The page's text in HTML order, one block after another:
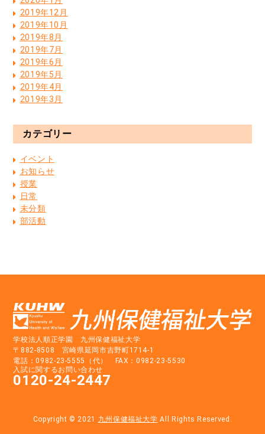
2019年12月
2019年10月
2019年8月
2019年7月
2019年6月
2019年5月
2019年4月
2019年3月
カテゴリー
イベント
お知らせ
授業
日常
未分類
部活動
学校法人順正学園 九州保健福祉大学
〒882-8508 宮崎県延岡市吉野町1714-1
電話：0982-23-5555（代） FAX：0982-23-5530
入試に関するお問い合わせ
0120-24-2447
Copyright © 2021 九州保健福祉大学 All Rights Reserved.